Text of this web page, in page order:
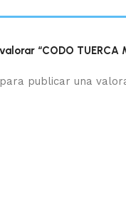
“CODO TUERCA
para publicar una